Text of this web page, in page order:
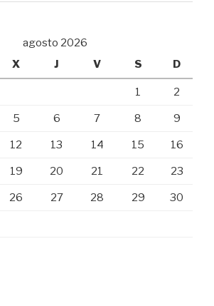
agosto 2026
X J V S D
1 2
5 6 7 8 9
12 13 14 15 16
19 20 21 22 23
26 27 28 29 30